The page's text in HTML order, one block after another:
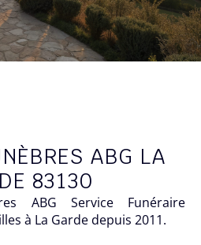
ABG LA
83130
ABG Service Funéraire
à La Garde depuis 2011.